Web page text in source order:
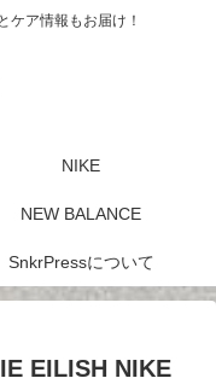
ケア情報もお届け！
NIKE
NEW BALANCE
SnkrPressについて
EILISH NIKE